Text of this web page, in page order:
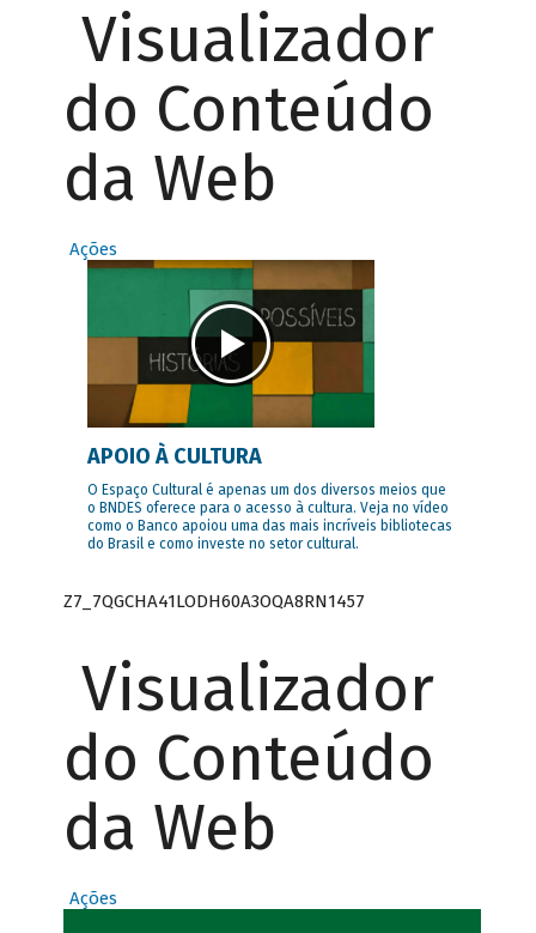
Visualizador
do Conteúdo
da Web
Ações
APOIO À CULTURA
O Espaço Cultural é apenas um dos diversos meios que
o BNDES oferece para o acesso à cultura. Veja no vídeo
como o Banco apoiou uma das mais incríveis bibliotecas
do Brasil e como investe no setor cultural.
Z7_7QGCHA41LODH60A3OQA8RN1457
Visualizador
do Conteúdo
da Web
Ações